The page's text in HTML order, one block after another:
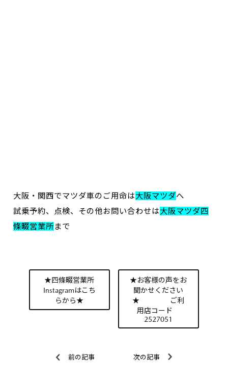
大阪・関西でマツダ車のご用命は大阪マツダへ
試乗予約、点検、その他お問い合わせは大阪マツダ四
條畷営業所まで
★四條畷営業所
Instagramはこち
らから★
★お客様の声をお
聞かせください
★ ご利
用店コード
2527051
前の記事 次の記事